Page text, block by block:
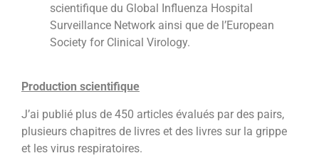
scientifique du Global Influenza Hospital
Surveillance Network ainsi que de l’European
Society for Clinical Virology.
Production scientifique
J’ai publié plus de 450 articles évalués par des pairs,
plusieurs chapitres de livres et des livres sur la grippe
et les virus respiratoires.